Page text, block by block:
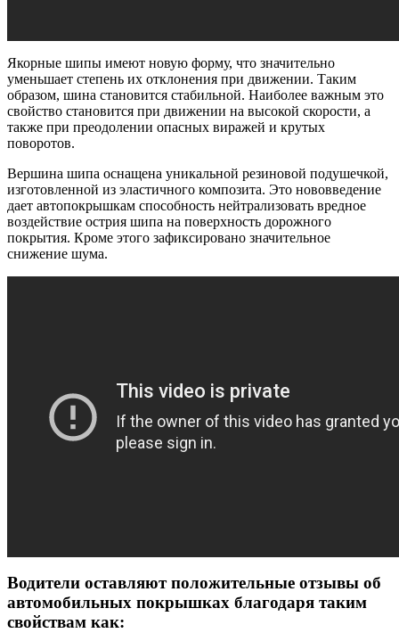
Якорные шипы имеют новую форму, что значительно
уменьшает степень их отклонения при движении. Таким
образом, шина становится стабильной. Наиболее важным это
свойство становится при движении на высокой скорости, а
также при преодолении опасных виражей и крутых
поворотов.
Вершина шипа оснащена уникальной резиновой подушечкой,
изготовленной из эластичного композита. Это нововведение
дает автопокрышкам способность нейтрализовать вредное
воздействие острия шипа на поверхность дорожного
покрытия. Кроме этого зафиксировано значительное
снижение шума.
Водители оставляют положительные отзывы об
автомобильных покрышках благодаря таким
свойствам как: